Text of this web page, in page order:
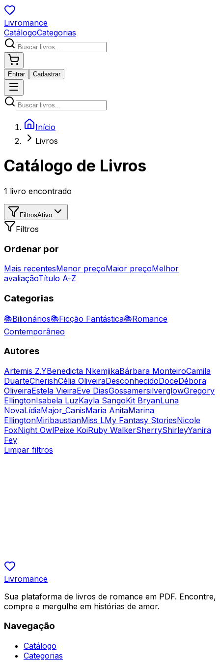
Livromance
CatálogoCategorias
Entrar Cadastrar
Início
Livros
Catálogo de Livros
1 livro encontrado
FiltrosAtivo
Filtros
Ordenar por
Mais recentesMenor preçoMaior preçoMelhor
avaliaçãoTítulo A-Z
Categorias
📚Bilionários📚Ficção Fantástica📚Romance
Contemporâneo
Autores
Artemis Z.YBenedicta NkemjikaBárbara MonteiroCamila
DuarteCherishCélia OliveiraDesconhecidoDoceDébora
OliveiraEstela VieiraEve DiasGossamersilverglowGregory
EllingtonIsabela LuzKayla SangoKit BryanLuna
NovaLídiaMajor_CanisMaria AnitaMarina
EllingtonMiribaustianMiss LMy Fantasy StoriesNicole
FoxNight OwlPeixe KoiRuby WalkerSherryShirleyYanira
Fey
Limpar filtros
Livromance
Sua plataforma de livros de romance em PDF. Encontre,
compre e mergulhe em histórias de amor.
Navegação
Catálogo
Categorias